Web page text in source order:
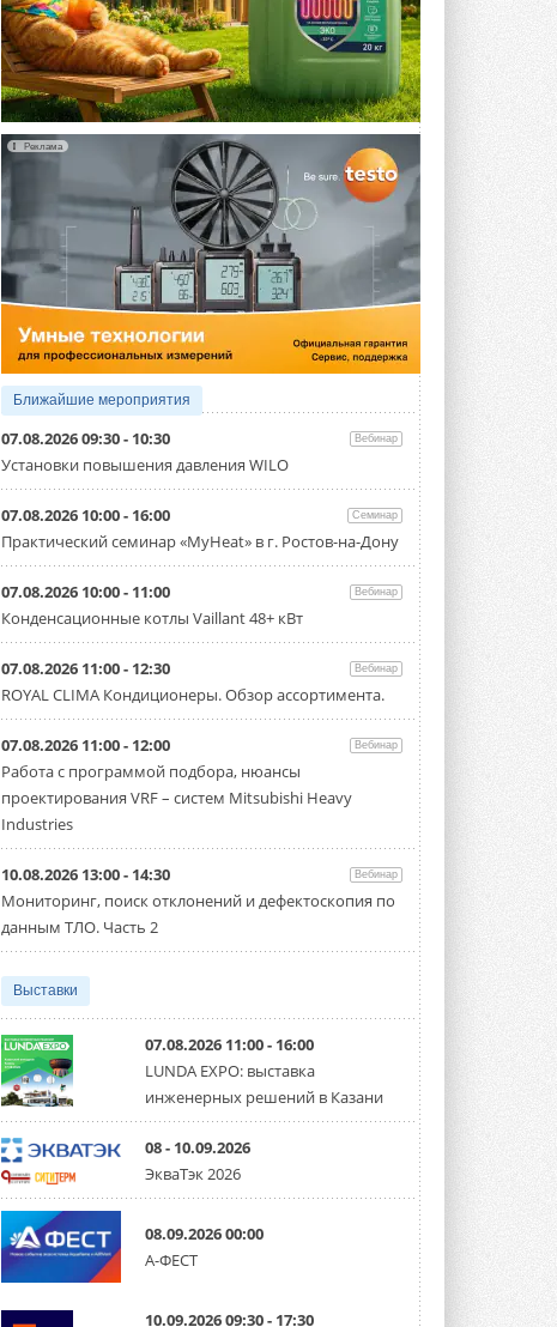
«РУСКЛИМАТ Fest 2026» в Уфе
собрал свыше 700 профи
климатической отрасли
Организатором выступил торгово-
производственный холдинг ...
3 АВГУСТА 2026
«Датарк» испытал модульный
ЦОД с плотностью 54 кВт на
стойку
Испытания прошли на собственной
производственной площадке и были ...
3 АВГУСТА 2026
Samsung выпускает VRF-
систему DVM на R32
Линейка включает семь типоразмеров
производительностью от 22,4 до 56 кВт.
Суммарная длина трубопроводов ...
3 АВГУСТА 2026
«СиСофт Девелопмент» подвел
итоги конкурса студенческих
проектов «ТИМ-лидеры 2026»
Новый сезон конкурса «ТИМ-лидеры»
стартует уже в сентябре 2026 года ...
3 АВГУСТА 2026
«Русклимат» укрепляет
партнёрство за Уралом
Президент Омского землячества в
Москве Михаил Тимошенко посетил
Омск с трёхдневным рабочим визитом ...
31 ИЮЛЯ 2026
Carrier модернизирует
флагманский чиллер AquaEdge
19XR
Чиллер получил новую версию,
Mitsubishi расширяет
направление систем
охлаждения для ЦОД
США запретили использование
иностранных инверторов
28 июля 2026 года Федеральная
комиссия по связи США (FCC) обновила
свой специальный перечень Covered ...
31 ИЮЛЯ 2026
Уже через месяц в России
можно будет устанавливать
солнечные панели в МКД
С 1 сентября снимается запрет на
микрогенерацию в многоквартирных ...
30 ИЮЛЯ 2026
Канальные вентиляторы с ЕС-
Реклама
Ближайшие мероприятия
07.08.2026 09:30 - 10:30 Вебинар
Установки повышения давления WILO
07.08.2026 10:00 - 16:00 Семинар
Практический семинар «MyHeat» в г. Ростов-на-Дону
07.08.2026 10:00 - 11:00 Вебинар
Конденсационные котлы Vaillant 48+ кВт
07.08.2026 11:00 - 12:30 Вебинар
ROYAL CLIMA Кондиционеры. Обзор ассортимента.
07.08.2026 11:00 - 12:00 Вебинар
Работа с программой подбора, нюансы
проектирования VRF – систем Mitsubishi Heavy
Industries
10.08.2026 13:00 - 14:30 Вебинар
Мониторинг, поиск отклонений и дефектоскопия по
данным ТЛО. Часть 2
Выставки
07.08.2026 11:00 - 16:00
LUNDA EXPO: выставка
инженерных решений в Казани
08 - 10.09.2026
ЭкваТэк 2026
08.09.2026 00:00
А-ФЕСТ
10.09.2026 09:30 - 17:30